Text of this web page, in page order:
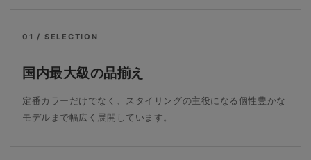
01 / SELECTION
国内最大級の品揃え
定番カラーだけでなく、スタイリングの主役になる個性豊かな
モデルまで幅広く展開しています。